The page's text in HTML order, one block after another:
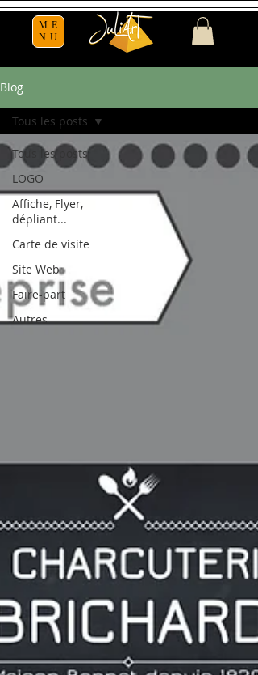
ME
NU
Blog
Tous les posts
LOGO
Affiche, Flyer,
dépliant...
Carte de visite
Site Web
Faire-part
Autres
Tous les posts